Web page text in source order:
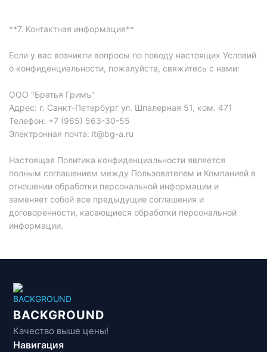
**7. Контактная информация**
Если у вас возникли вопросы по поводу настоящих Условий
о конфиденциальности, пожалуйста, свяжитесь с нами:
ООО "Братья Гримъ"
Адрес: г. Санкт-Петербург ул. Шпалерная 51, ком. 471
Телефон: +7 (965) 563-30-55
Электронная почта: it@bg-a.ru
Настоящая Политика конфиденциальности является
полным соглашением между Пользователем и Компанией в
отношении обработки персональной информации и
заменяет собой все предыдущие соглашения и
договоренности, касающиеся обработки персональной
информации.
BACKGROUND
Качество выше цены!
Навигация